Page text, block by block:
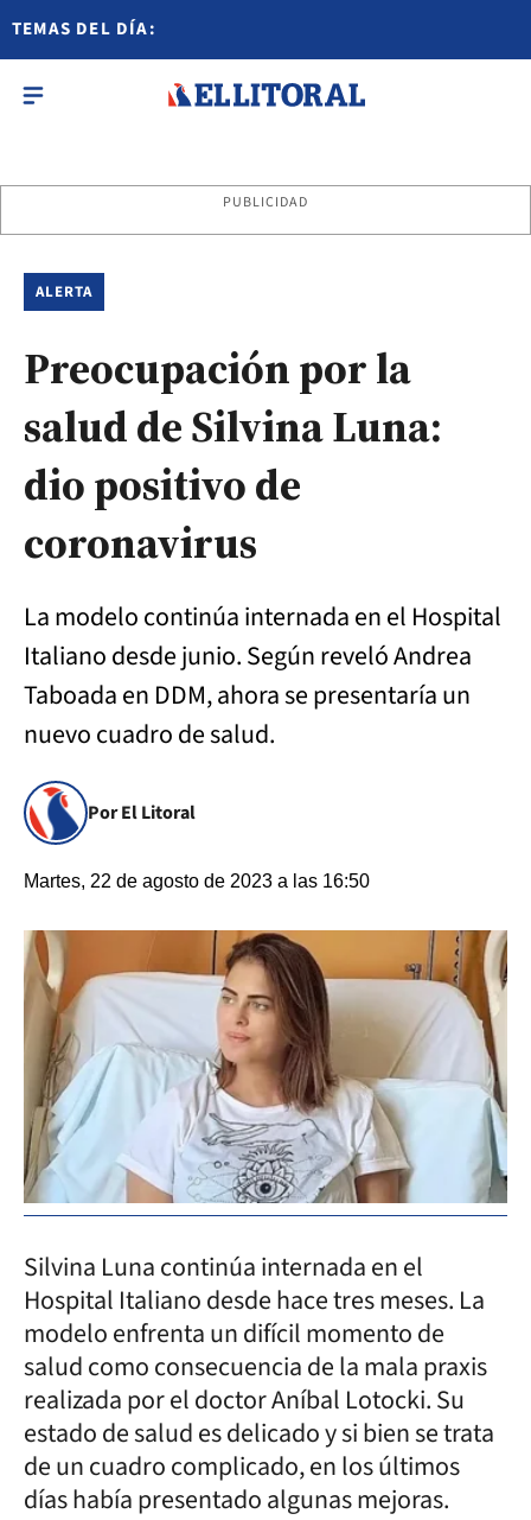
TEMAS DEL DÍA:
PUBLICIDAD
ALERTA
Preocupación por la
salud de Silvina Luna:
dio positivo de
coronavirus
La modelo continúa internada en el Hospital
Italiano desde junio. Según reveló Andrea
Taboada en DDM, ahora se presentaría un
nuevo cuadro de salud.
Por El Litoral
Martes, 22 de agosto de 2023 a las 16:50
Silvina Luna continúa internada en el
Hospital Italiano desde hace tres meses. La
modelo enfrenta un difícil momento de
salud como consecuencia de la mala praxis
realizada por el doctor Aníbal Lotocki. Su
estado de salud es delicado y si bien se trata
de un cuadro complicado, en los últimos
días había presentado algunas mejoras.